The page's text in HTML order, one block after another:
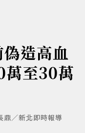
造高血
至30萬
鼎／新北即時報導